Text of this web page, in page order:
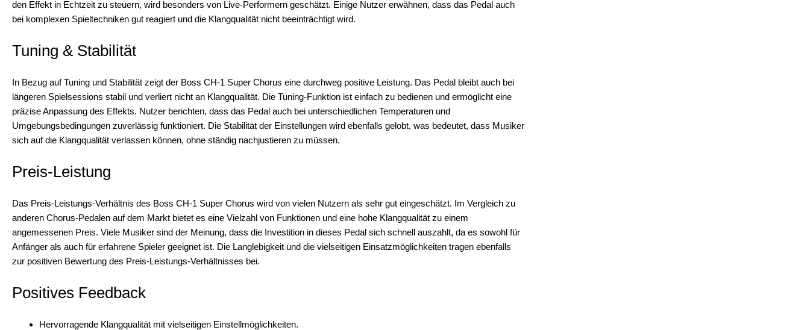
den Effekt in Echtzeit zu steuern, wird besonders von Live-Performern geschätzt. Einige Nutzer erwähnen, dass das Pedal auch
bei komplexen Spieltechniken gut reagiert und die Klangqualität nicht beeinträchtigt wird.
Tuning & Stabilität
In Bezug auf Tuning und Stabilität zeigt der Boss CH-1 Super Chorus eine durchweg positive Leistung. Das Pedal bleibt auch bei
längeren Spielsessions stabil und verliert nicht an Klangqualität. Die Tuning-Funktion ist einfach zu bedienen und ermöglicht eine
präzise Anpassung des Effekts. Nutzer berichten, dass das Pedal auch bei unterschiedlichen Temperaturen und
Umgebungsbedingungen zuverlässig funktioniert. Die Stabilität der Einstellungen wird ebenfalls gelobt, was bedeutet, dass Musiker
sich auf die Klangqualität verlassen können, ohne ständig nachjustieren zu müssen.
Preis-Leistung
Das Preis-Leistungs-Verhältnis des Boss CH-1 Super Chorus wird von vielen Nutzern als sehr gut eingeschätzt. Im Vergleich zu
anderen Chorus-Pedalen auf dem Markt bietet es eine Vielzahl von Funktionen und eine hohe Klangqualität zu einem
angemessenen Preis. Viele Musiker sind der Meinung, dass die Investition in dieses Pedal sich schnell auszahlt, da es sowohl für
Anfänger als auch für erfahrene Spieler geeignet ist. Die Langlebigkeit und die vielseitigen Einsatzmöglichkeiten tragen ebenfalls
zur positiven Bewertung des Preis-Leistungs-Verhältnisses bei.
Positives Feedback
Hervorragende Klangqualität mit vielseitigen Einstellmöglichkeiten.